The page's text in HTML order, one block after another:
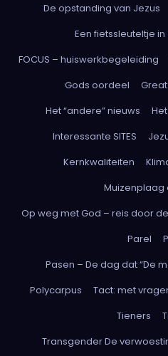
De opstanding van Jezus
Een fietssleuteltje
FOCUS – huiswerkbegeleiding
Gods oordeel
Het “andere” nieuws
Interessante SITES
Kernkwaliteiten
Muizenplaag
Op weg met God – reis door
Parel
Pasen – De dag dat “De
Polycarpus
Tact: met
Tieners
Transgender De